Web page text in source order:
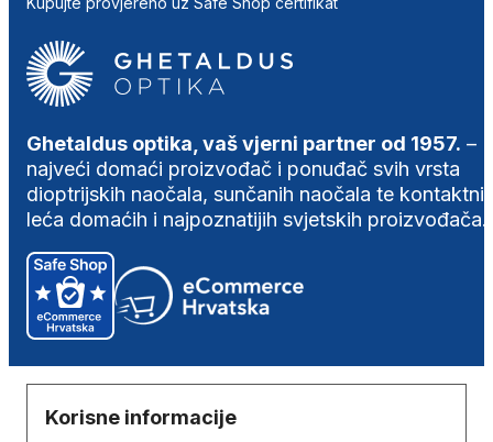
Ghetaldus optika, vaš vjerni partner od 1957. –
najveći domaći proizvođač i ponuđač svih vrsta
dioptrijskih naočala, sunčanih naočala te
leća domaćih i najpoznatijih svjetskih proizvođača.
Korisne informacije